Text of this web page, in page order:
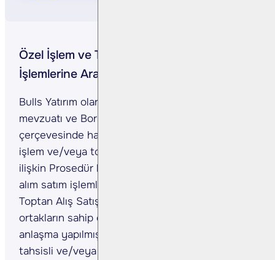
Özel İşlem ve Toptan Alış Satış
İşlemlerine Aracılık
Bulls Yatırım olarak Sermaye Piyasası Kurulu
mevzuatı ve Borsa İstanbul A.Ş. düzenlemeleri
çerçevesinde halka açık şirket paylarının özel
işlem ve/veya toptan alış satış işlemlerine
ilişkin Prosedür kapsamında yapılacak olan
alım satım işlemlerine aracılık etmekteyiz.
Toptan Alış Satış İşlemlerinde mevcut
ortakların sahip oldukları payların, önceden
anlaşma yapılmış veya yapılmamış alıcılara
tahsisli ve/veya toplu olarak satışı ile sermaye